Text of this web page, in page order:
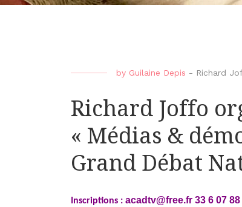
by Guilaine Depis - Richard
Richard Joffo
« Médias &
Grand Débat
Inscriptions : acadtv@free.fr 33 6 07